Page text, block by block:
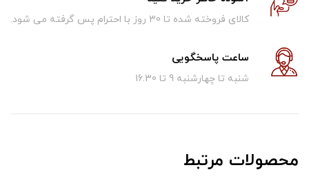
کالای فروخته شده تا 30 روز با احترام پس گرفته می شود.
ساعت پاسخگویی
شنبه تا چهارشنبه 9 تا 16.30
محصولات مرتبط